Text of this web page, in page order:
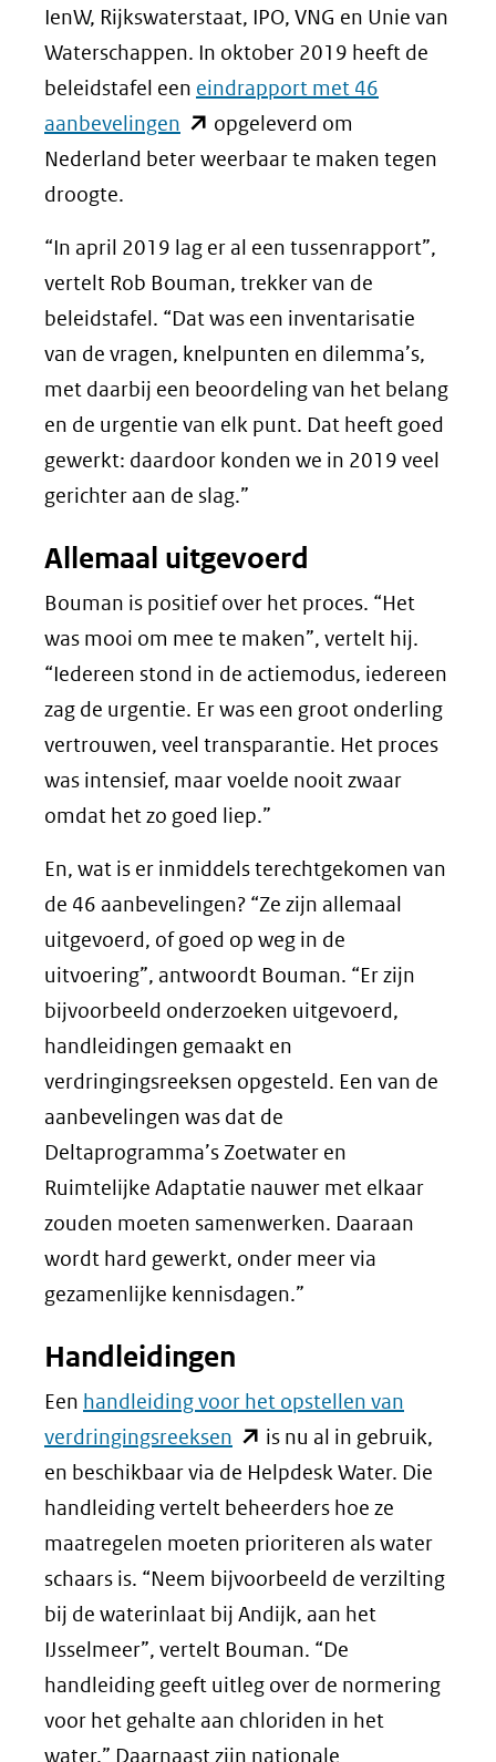
IenW, Rijkswaterstaat, IPO, VNG en Unie van
Waterschappen. In oktober 2019 heeft de
beleidstafel een eindrapport met 46
aanbevelingen (opent
in
(verwijst
andere
opgeleverd om
Nederland beter weerbaar te maken tegen
droogte.
“In april 2019 lag er al een tussenrapport”,
vertelt Rob Bouman, trekker van de
beleidstafel. “Dat was een inventarisatie
van de vragen, knelpunten en dilemma’s,
met daarbij een beoordeling van het belang
en de urgentie van elk punt. Dat heeft goed
gewerkt: daardoor konden we in 2019 veel
gerichter aan de slag.”
Allemaal uitgevoerd
Bouman is positief over het proces. “Het
was mooi om mee te maken”, vertelt hij.
“Iedereen stond in de actiemodus, iedereen
zag de urgentie. Er was een groot onderling
vertrouwen, veel transparantie. Het proces
was intensief, maar voelde nooit zwaar
omdat het zo goed liep.”
En, wat is er inmiddels terechtgekomen van
de 46 aanbevelingen? “Ze zijn allemaal
uitgevoerd, of goed op weg in de
uitvoering”, antwoordt Bouman. “Er zijn
bijvoorbeeld onderzoeken uitgevoerd,
handleidingen gemaakt en
verdringingsreeksen opgesteld. Een van de
aanbevelingen was dat de
Deltaprogramma’s Zoetwater en
Ruimtelijke Adaptatie nauwer met elkaar
zouden moeten samenwerken. Daaraan
wordt hard gewerkt, onder meer via
gezamenlijke kennisdagen.”
Handleidingen
Een handleiding voor het opstellen van
verdringingsreeksen (opent
in
nieuw
venster)
(verwijst
naar
een
andere
website)
is nu al in gebruik,
en beschikbaar via de Helpdesk Water. Die
handleiding vertelt beheerders hoe ze
maatregelen moeten prioriteren als water
schaars is. “Neem bijvoorbeeld de verzilting
bij de waterinlaat bij Andijk, aan het
IJsselmeer”, vertelt Bouman. “De
handleiding geeft uitleg over de normering
voor het gehalte aan chloriden in het
water.” Daarnaast zijn nationale